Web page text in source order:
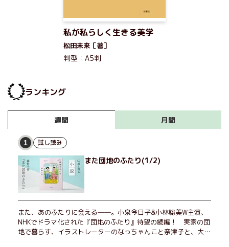
私が私らしく生きる美学
松田未来［著］
判型：A5判
ランキング
週間 月間
1 試し読み
また団地のふたり(1/2)
また、あのふたりに会える――。小泉今日子&小林聡美W主演、
NHKでドラマ化された『団地のふたり』待望の続編！ 実家の団
地で暮らす、イラストレーターのなっちゃんこと奈津子と、大学